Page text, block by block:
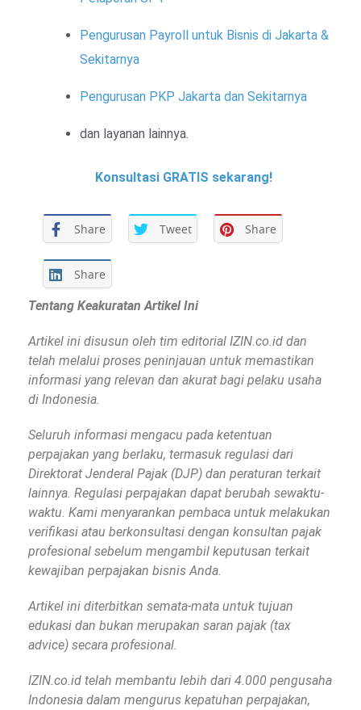
Pengurusan Payroll untuk Bisnis di Jakarta &
Sekitarnya
Pengurusan PKP Jakarta dan Sekitarnya
dan layanan lainnya.
Konsultasi GRATIS sekarang!
Share Tweet Share
Share
Tentang Keakuratan Artikel Ini
Artikel ini disusun oleh tim editorial IZIN.co.id dan
telah melalui proses peninjauan untuk memastikan
informasi yang relevan dan akurat bagi pelaku usaha
di Indonesia.
Seluruh informasi mengacu pada ketentuan
perpajakan yang berlaku, termasuk regulasi dari
Direktorat Jenderal Pajak (DJP) dan peraturan terkait
lainnya. Regulasi perpajakan dapat berubah sewaktu-
waktu. Kami menyarankan pembaca untuk melakukan
verifikasi atau berkonsultasi dengan konsultan pajak
profesional sebelum mengambil keputusan terkait
kewajiban perpajakan bisnis Anda.
Artikel ini diterbitkan semata-mata untuk tujuan
edukasi dan bukan merupakan saran pajak (tax
advice) secara profesional.
IZIN.co.id telah membantu lebih dari 4.000 pengusaha
Indonesia dalam mengurus kepatuhan perpajakan,